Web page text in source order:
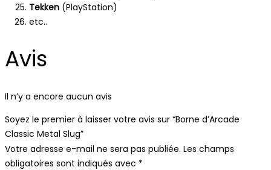
Tekken (PlayStation)
etc..
Avis
Il n’y a encore aucun avis
Soyez le premier à laisser votre avis sur “Borne d’Arcade
Classic Metal Slug”
Votre adresse e-mail ne sera pas publiée. Les champs
obligatoires sont indiqués avec *